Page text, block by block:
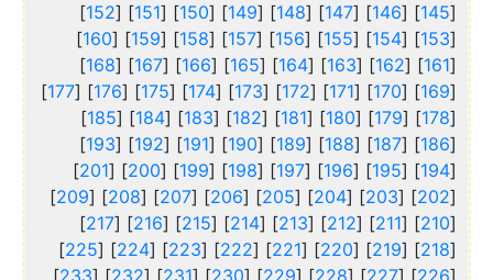
[
145
] [
146
] [
147
] [
148
] [
149
] [
150
] [
151
] [
152
]
[
153
] [
154
] [
155
] [
156
] [
157
] [
158
] [
159
] [
160
]
[
161
] [
162
] [
163
] [
164
] [
165
] [
166
] [
167
] [
168
]
[
169
] [
170
] [
171
] [
172
] [
173
] [
174
] [
175
] [
176
] [
177
]
[
178
] [
179
] [
180
] [
181
] [
182
] [
183
] [
184
] [
185
]
[
186
] [
187
] [
188
] [
189
] [
190
] [
191
] [
192
] [
193
]
[
194
] [
195
] [
196
] [
197
] [
198
] [
199
] [
200
] [
201
]
[
202
] [
203
] [
204
] [
205
] [
206
] [
207
] [
208
] [
209
]
[
210
] [
211
] [
212
] [
213
] [
214
] [
215
] [
216
] [
217
]
[
218
] [
219
] [
220
] [
221
] [
222
] [
223
] [
224
] [
225
]